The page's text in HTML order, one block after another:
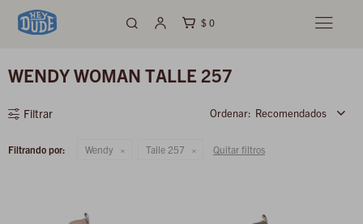
$ 0 
WENDY WOMAN TALLE 257
Recomendados
Filtrando por: Wendy Talle 257 Quitar filtros